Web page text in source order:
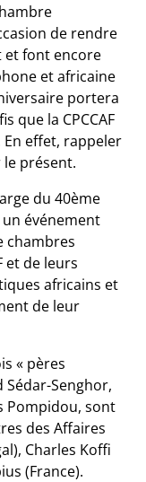
de rendre
et font encore
et africaine
portera
que la CPCCAF
effet, rappeler
le présent.
du 40ème
événement
chambres
et de leurs
africains et
de leur
« pères
Sédar-Senghor,
Pompidou, sont
des Affaires
Charles Koffi
(France).